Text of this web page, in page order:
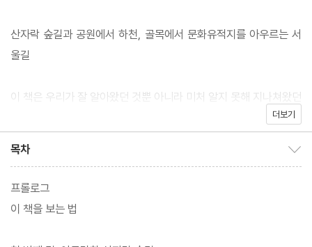
산자락 숲길과 공원에서 하천, 골목에서 문화유적지를 아우르는 서
울길
이 책은 우리가 잘 알아왔던 것뿐 아니라 미처 알지 못해 지나쳐왔던
길까지 다양한 길을 담고 있다. 조선 왕조 궁궐을 구석구석 엿볼 수
골목길, 가난한 민초들의 애환이 서린 산기슭 달동네에서 아기자기
한 갤러리 골목길로 변신한 이화마을, 백사마을, 개미마을, 장수마을
느긋하게 걷다 보면 마음이 힐링되는 것을 느낄 수 있다. 도심 속의
로, 청계천, 중랑천, 성북천, 홍제천 등 한강으로 흘러드는 하천길 역
더보기
목차
프롤로그
이 책을 보는 법